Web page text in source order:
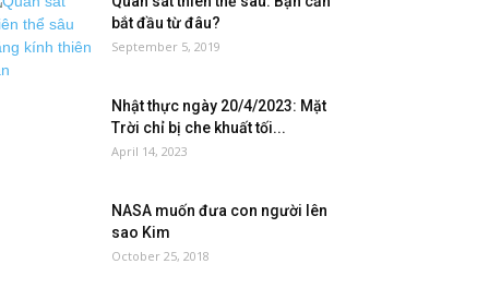
bắt đầu từ đâu?
September 5, 2019
Nhật thực ngày 20/4/2023: Mặt
Trời chỉ bị che khuất tối...
April 14, 2023
NASA muốn đưa con người lên
sao Kim
October 25, 2018